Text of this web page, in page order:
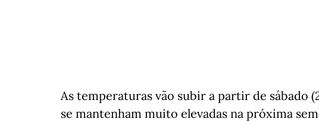
As temperaturas vão subir a partir de sábado
se mantenham muito elevadas na próxima